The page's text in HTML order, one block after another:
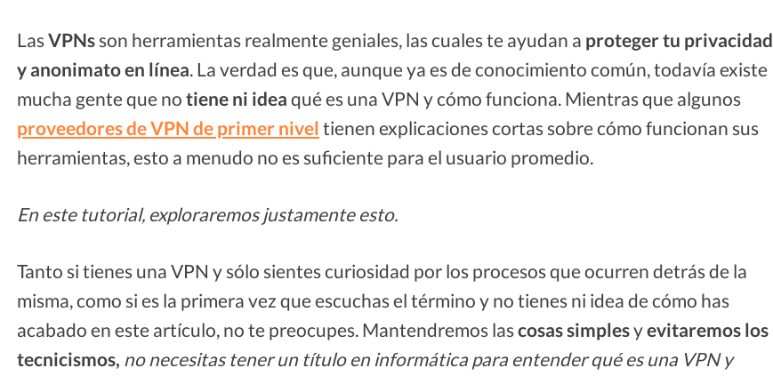
LasVPNsson herramientas realmente geniales, las cuales te ayudan a proteger tu privacidad
y anonimatoen línea. La verdad es que, aunque ya es de conocimiento común, todavía existe
mucha gente que no tiene ni idea qué es una VPN y cómo funciona. Mientras que algunos
proveedores de VPN de primer nivel tienen explicaciones cortas sobre cómo funcionan sus
herramientas, esto a menudo no es suficiente para el usuario promedio.
En este tutorial, exploraremos justamente esto.
Tanto si tienes una VPN y sólo sientes curiosidad por los procesos que ocurren detrás de la
misma, como si es la primera vez que escuchas el término y no tienes ni idea de cómo has
acabado en este artículo, no te preocupes. Mantendremos lascosas simplesyevitaremos los
tecnicismos, no necesitas tener un título en informática para entender qué es una VPN y